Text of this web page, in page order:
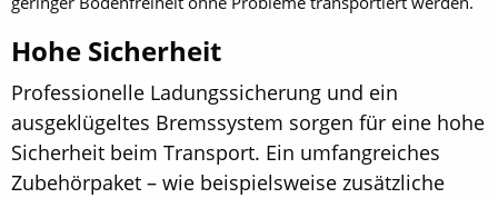
Hohe Sicherheit
Professionelle Ladungssicherung und ein
ausgeklügeltes Bremssystem sorgen für eine hohe
Sicherheit beim Transport. Ein umfangreiches
Zubehörpaket – wie beispielsweise zusätzliche